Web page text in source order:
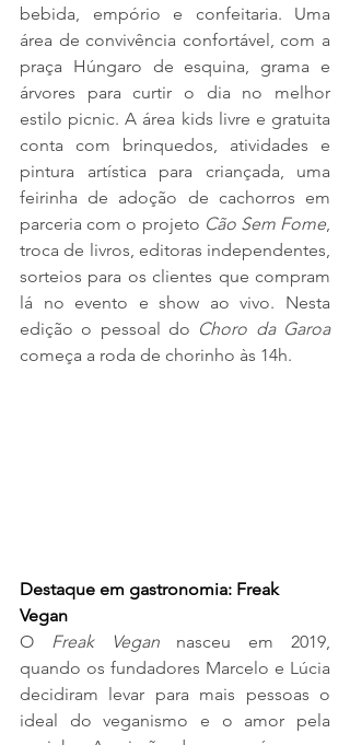
bebida, empório e confeitaria. Uma
área de convivência confortável, com a
praça Húngaro de esquina, grama e
árvores para curtir o dia no melhor
estilo picnic. A área kids livre e gratuita
conta com brinquedos, atividades e
pintura artística para criançada, uma
feirinha de adoção de cachorros em
parceria com o projeto Cão Sem Fome,
troca de livros, editoras independentes,
sorteios para os clientes que compram
lá no evento e show ao vivo. Nesta
edição o pessoal do
Choro da Garoa
começa a roda de chorinho às 14h.
Destaque em gastronomia: Freak
Vegan
O
Freak Vegan nasceu em 2019,
quando os fundadores Marcelo e Lúcia
decidiram levar para mais pessoas o
ideal do veganismo e o amor pela